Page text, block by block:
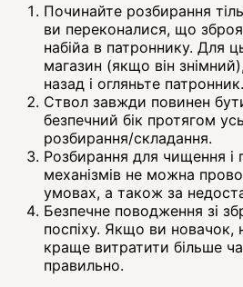
Починайте розбирання
ви переконалися, що
набійа в патроннику. Для
магазин (якщо він
назад і огляньте патронник.
Ствол завжди повинен
безпечний бік протягом
розбирання/складання.
Розбирання для чищення і
механізмів не можна
умовах, а також за
Безпечне поводження зі
поспіху. Якщо ви новачок,
краще витратити більше
правильно.